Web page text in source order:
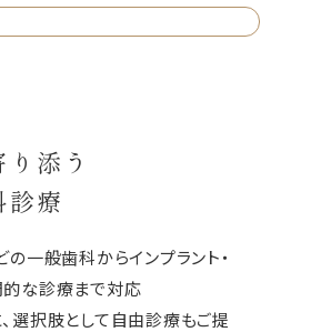
添う
診療
の一般歯科からインプラント・
な診療まで対応
選択肢として自由診療もご提